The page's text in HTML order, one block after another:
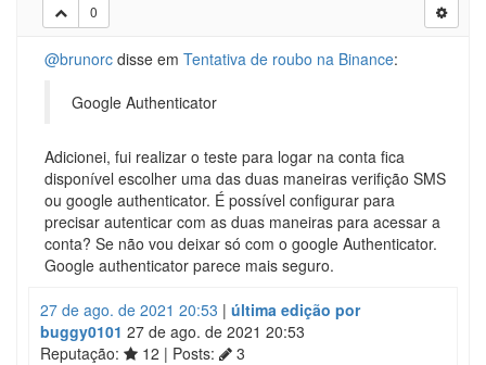
0
@brunorc disse em Tentativa de roubo na Binance:
Google Authenticator
Adicionei, fui realizar o teste para logar na conta fica
disponível escolher uma das duas maneiras verifição SMS
ou google authenticator. É possível configurar para
precisar autenticar com as duas maneiras para acessar a
conta? Se não vou deixar só com o google Authenticator.
Google authenticator parece mais seguro.
27 de ago. de 2021 20:53 | última edição por
buggy0101 27 de ago. de 2021 20:53
Reputação:
12 | Posts: 3